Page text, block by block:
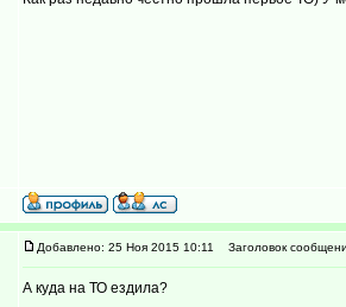
Добавлено: 25 Ноя 2015 10:11 Заголовок
А куда на ТО ездила?